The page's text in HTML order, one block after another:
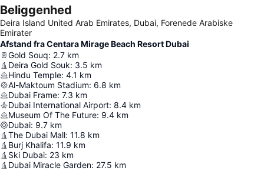
Beliggenhed
Deira Island United Arab Emirates, Dubai, Forenede Arabiske
Emirater
Afstand fra Centara Mirage Beach Resort Dubai
Gold Souq: 2.7 km
Deira Gold Souk: 3.5 km
Hindu Temple: 4.1 km
Al-Maktoum Stadium: 6.8 km
Dubai Frame: 7.3 km
Dubai International Airport: 8.4 km
Museum Of The Future: 9.4 km
Dubai: 9.7 km
The Dubai Mall: 11.8 km
Burj Khalifa: 11.9 km
Ski Dubai: 23 km
Dubai Miracle Garden: 27.5 km